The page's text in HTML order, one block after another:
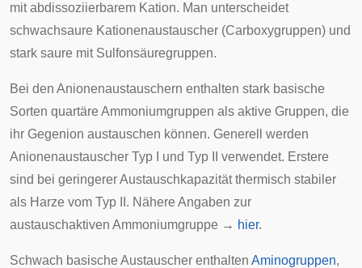
mit abdissoziierbarem Kation. Man unterscheidet
schwachsaure Kationenaustauscher (Carboxygruppen) und
stark saure mit Sulfonsäuregruppen.
Bei den Anionenaustauschern enthalten stark basische
Sorten quartäre Ammoniumgruppen als aktive Gruppen, die
ihr Gegenion austauschen können. Generell werden
Anionenaustauscher Typ I und Typ II verwendet. Erstere
sind bei geringerer Austauschkapazität thermisch stabiler
als Harze vom Typ II. Nähere Angaben zur
austauschaktiven Ammoniumgruppe → hier.
Schwach basische Austauscher enthalten Aminogruppen,